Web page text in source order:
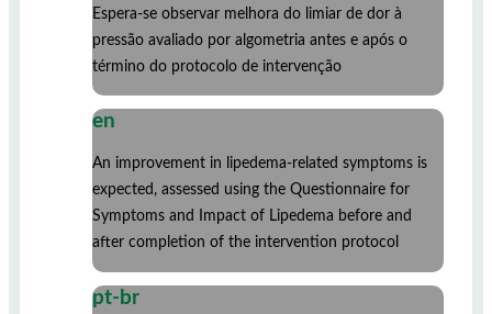
Espera-se observar melhora do limiar de dor à
pressão avaliado por algometria antes e após o
término do protocolo de intervenção
en
An improvement in lipedema-related symptoms is
expected, assessed using the Questionnaire for
Symptoms and Impact of Lipedema before and
after completion of the intervention protocol
pt-br